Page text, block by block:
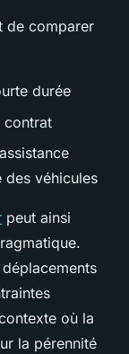
de comparer
durée
contrat
véhicules
peut ainsi
où la
la pérennité